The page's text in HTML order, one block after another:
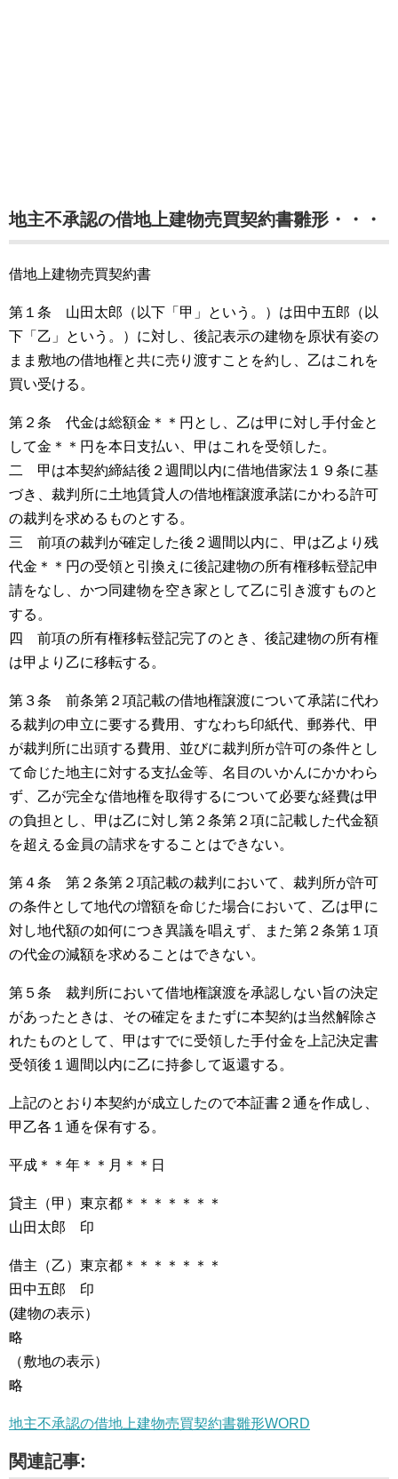
地主不承認の借地上建物売買契約書雛形・・・
借地上建物売買契約書
第１条 山田太郎（以下「甲」という。）は田中五郎（以
下「乙」という。）に対し、後記表示の建物を原状有姿の
まま敷地の借地権と共に売り渡すことを約し、乙はこれを
買い受ける。
第２条 代金は総額金＊＊円とし、乙は甲に対し手付金と
して金＊＊円を本日支払い、甲はこれを受領した。
二 甲は本契約締結後２週間以内に借地借家法１９条に基
づき、裁判所に土地賃貸人の借地権譲渡承諾にかわる許可
の裁判を求めるものとする。
三 前項の裁判が確定した後２週間以内に、甲は乙より残
代金＊＊円の受領と引換えに後記建物の所有権移転登記申
請をなし、かつ同建物を空き家として乙に引き渡すものと
する。
四 前項の所有権移転登記完了のとき、後記建物の所有権
は甲より乙に移転する。
第３条 前条第２項記載の借地権譲渡について承諾に代わ
る裁判の申立に要する費用、すなわち印紙代、郵券代、甲
が裁判所に出頭する費用、並びに裁判所が許可の条件とし
て命じた地主に対する支払金等、名目のいかんにかかわら
ず、乙が完全な借地権を取得するについて必要な経費は甲
の負担とし、甲は乙に対し第２条第２項に記載した代金額
を超える金員の請求をすることはできない。
第４条 第２条第２項記載の裁判において、裁判所が許可
の条件として地代の増額を命じた場合において、乙は甲に
対し地代額の如何につき異議を唱えず、また第２条第１項
の代金の減額を求めることはできない。
第５条 裁判所において借地権譲渡を承認しない旨の決定
があったときは、その確定をまたずに本契約は当然解除さ
れたものとして、甲はすでに受領した手付金を上記決定書
受領後１週間以内に乙に持参して返還する。
上記のとおり本契約が成立したので本証書２通を作成し、
甲乙各１通を保有する。
平成＊＊年＊＊月＊＊日
貸主（甲）東京都＊＊＊＊＊＊＊
山田太郎 印
借主（乙）東京都＊＊＊＊＊＊＊
田中五郎 印
(建物の表示）
略
（敷地の表示）
略
地主不承認の借地上建物売買契約書雛形WORD
関連記事: